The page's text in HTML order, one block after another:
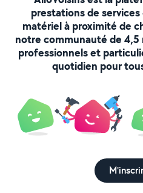
prestations de
matériel à proximité de
notre communauté de 4,5
professionnels et
quotidien pour